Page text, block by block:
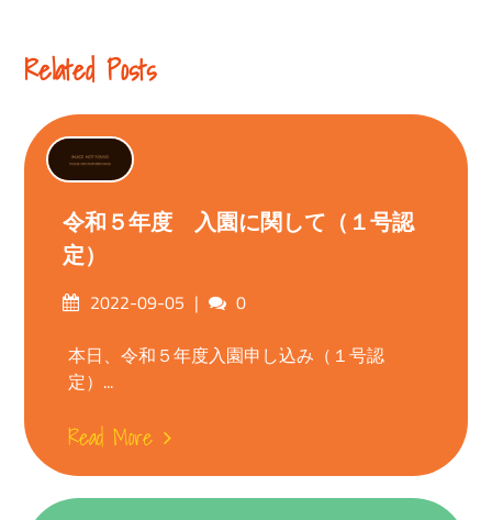
Related Posts
令和５年度 入園に関して（１号認
定）
Posted2022-09-05 Comments
0
本日、令和５年度入園申し込み（１号認
定）...
Read More